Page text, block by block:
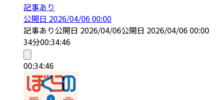
記事あり
公開日 2026/04/06 00:00
記事あり公開日 2026/04/06公開日 2026/04/06 00:00
34分00:34:46
00:34:46